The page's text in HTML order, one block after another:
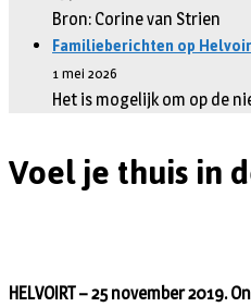
Bron: Corine van Strien
Familieberichten op
1 mei 2026
Het is mogelijk om op de
Voel je thuis in
HELVOIRT –25 november 2019.